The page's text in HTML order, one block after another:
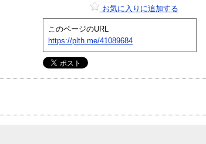
お気に入りに追加する
このページのURL
https://plth.me/41089684